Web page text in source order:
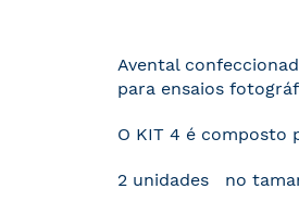
Avental
para ensaios
O KIT 4 é composto
2 unidades no